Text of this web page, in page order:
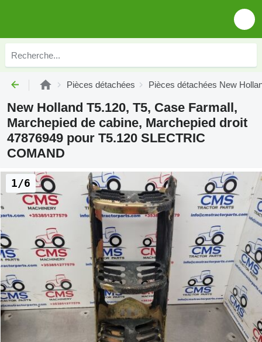
Pièces détachées Pièces détachées New
New Holland T5.120, T5, Case Farmall,
Marchepied de cabine, Marchepied droit
47876949 pour T5.120 SLECTRIC
COMAND
1/6